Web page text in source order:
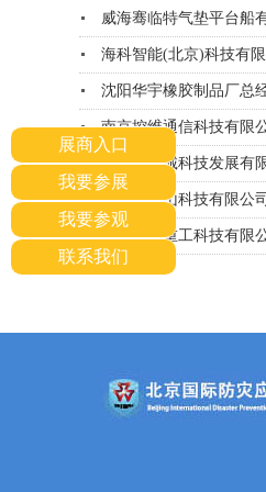
威海骞临特气垫平台船
海科智能(北京)科技有
沈阳华宇橡胶制品厂总
南京控维通信科技有限
哈尔滨中诚科技发展有
张家港泰山科技有限公
江苏八达重工科技有限
展商入口
我要参展
我要参观
联系我们